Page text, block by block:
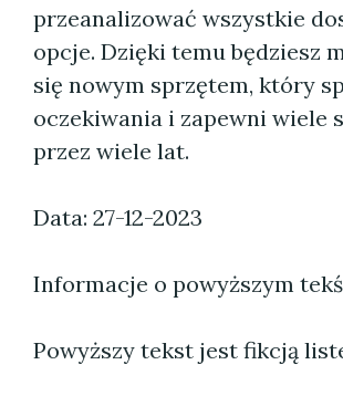
przeanalizować wszystkie
opcje. Dzięki temu będziesz
się nowym sprzętem, który
oczekiwania i zapewni wiele
przez wiele lat.
Data: 27-12-2023
Informacje o powyższym
Powyższy tekst jest fikcją